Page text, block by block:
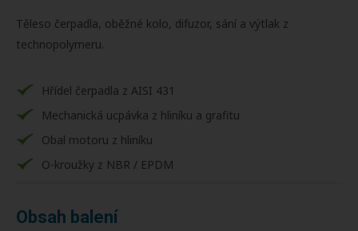
Těleso čerpadla, oběžné kolo, difuzor, sání a výtlak z
technopolymeru.
Hřídel čerpadla z AISI 431
Mechanická ucpávka z hliníku a grafitu
Obal motoru z hliníku
O-kroužky z NBR / EPDM
Obsah balení